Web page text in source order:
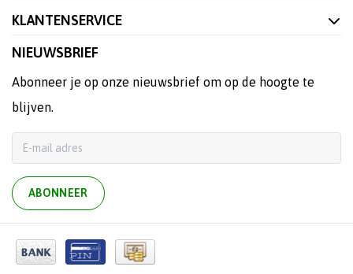
KLANTENSERVICE
NIEUWSBRIEF
Abonneer je op onze nieuwsbrief om op de hoogte te
blijven.
ABONNEER